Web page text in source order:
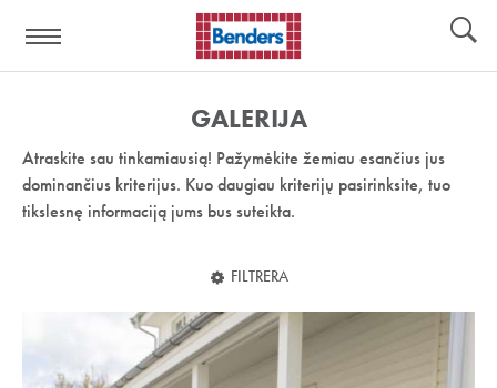
nuoroda:
GALERIJA
Atraskite sau tinkamiausią! Pažymėkite žemiau esančius jus
dominančius kriterijus. Kuo daugiau kriterijų pasirinksite, tuo
tikslesnę informaciją jums bus suteikta.
FILTRERA